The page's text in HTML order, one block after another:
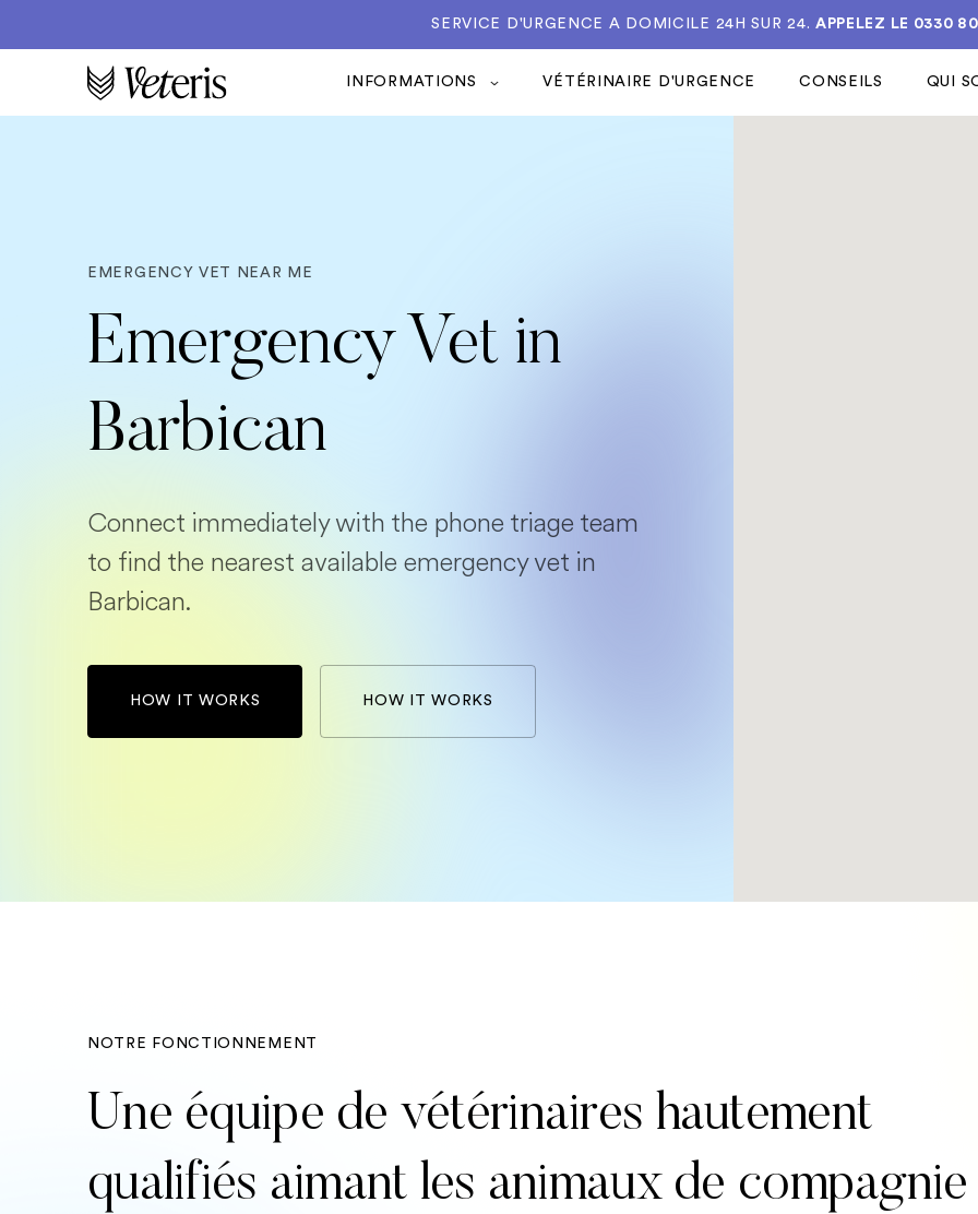
SERVICE D'URGENCE A DOMICILE 24H SUR 24. APPELEZ LE 0330
INFORMATIONS VÉTÉRINAIRE D'URGENCE CONSEILS QUI
EMERGENCY VET NEAR ME
Emergency Vet in
Barbican
Connect immediately with the phone triage team
to find the nearest available emergency vet in
Barbican.
HOW IT WORKS HOW IT WORKS
NOTRE FONCTIONNEMENT
Une équipe de vétérinaires hautement
qualifiés aimant les animaux de compagnie